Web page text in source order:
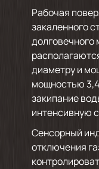
Рабочая
закаленного
долговечного
диаметру и
мощностью 3,4
закипание
интенсивную
Сенсорный
отключения